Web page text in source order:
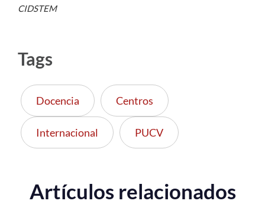
CIDSTEM
Tags
Docencia Centros
Internacional PUCV
Artículos relacionados